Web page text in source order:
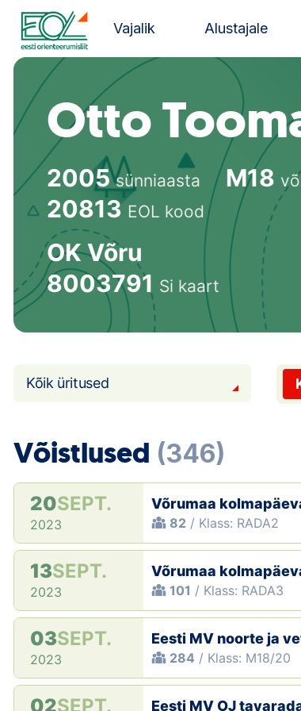
Liigu
juurde
Estonian Orienteering Federation
Vajalik Alustajale
Otto
2005sünniaasta M18
20813EOL kood
OK Võru
8003791 Si kaart
Kõik üritused
Võistlused (346)
20SEPT.
2023
Võrumaa
82 / Klass: RADA2
13SEPT.
2023
Võrumaa
101 / Klass: RADA3
03SEPT.
2023
Eesti MV noorte ja
284 / Klass: M18/20
02SEPT. Eesti MV OJ